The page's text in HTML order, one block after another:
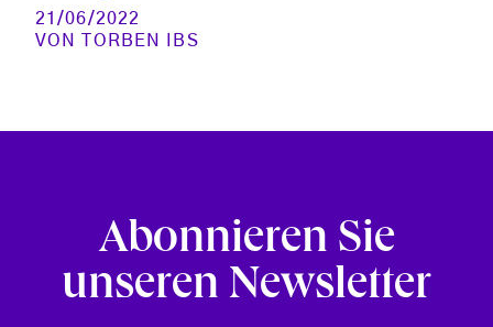
21/06/2022
VON
TORBEN IBS
Abonnieren Sie
unseren Newsletter